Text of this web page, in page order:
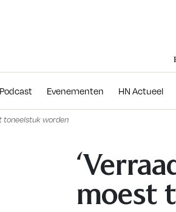
Podcast Evenementen HN Actueel
toneelstuk worden
moest